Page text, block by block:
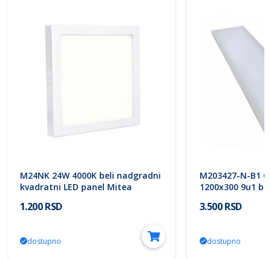
M24NK 24W 4000K beli nadgradni
kvadratni LED panel Mitea
1.200 RSD
dostupno
M203427-N-B1
1200x300 9u1
~4320lm 220V
3.500 RSD
dostupno